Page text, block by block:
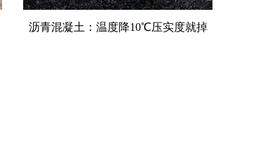
沥青混凝土：温度降10℃压实度就掉